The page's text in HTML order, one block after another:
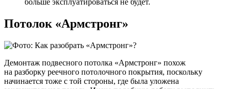
больше эксплуатироваться не будет.
Потолок «Армстронг»
Демонтаж подвесного потолка «Армстронг» похож
на разборку реечного потолочного покрытия, поскольку
начинается тоже с той стороны, где была уложена